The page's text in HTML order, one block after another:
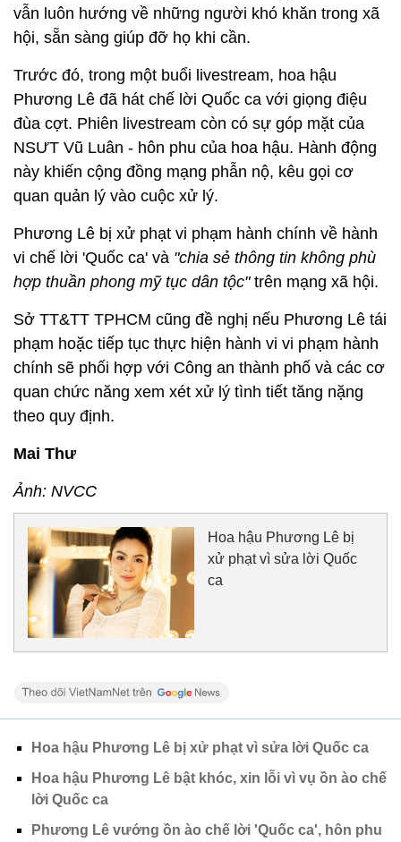
vẫn luôn hướng về những người khó khăn trong xã
hội, sẵn sàng giúp đỡ họ khi cần.
Trước đó, trong một buổi livestream, hoa hậu
Phương Lê đã hát chế lời Quốc ca với giọng điệu
đùa cợt. Phiên livestream còn có sự góp mặt của
NSƯT Vũ Luân - hôn phu của hoa hậu. Hành động
này khiến cộng đồng mạng phẫn nộ, kêu gọi cơ
quan quản lý vào cuộc xử lý.
Phương Lê bị xử phạt vi phạm hành chính về hành
vi chế lời 'Quốc ca' và "chia sẻ thông tin không phù
hợp thuần phong mỹ tục dân tộc"trên mạng xã hội.
Sở TT&TT TPHCM cũng đề nghị nếu Phương Lê tái
phạm hoặc tiếp tục thực hiện hành vi vi phạm hành
chính sẽ phối hợp với Công an thành phố và các cơ
quan chức năng xem xét xử lý tình tiết tăng nặng
theo quy định.
Mai Thư
Ảnh: NVCC
Hoa hậu Phương Lê bị
xử phạt vì sửa lời Quốc
ca
Hoa hậu Phương Lê bị xử phạt vì sửa lời Quốc ca
Hoa hậu Phương Lê bật khóc, xin lỗi vì vụ ồn ào chế
lời Quốc ca
Phương Lê vướng ồn ào chế lời 'Quốc ca', hôn phu